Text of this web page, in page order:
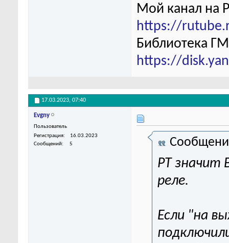
Мой канал на
https://
Библиотека
https://
17.03.2023, 07:40
Evgny
Пользователь
Регистрация
16.03.2023
Сообщений
5
РТ значит
реле.
Если "на